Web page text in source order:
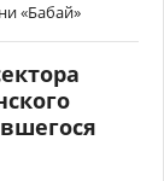
«Бабай»